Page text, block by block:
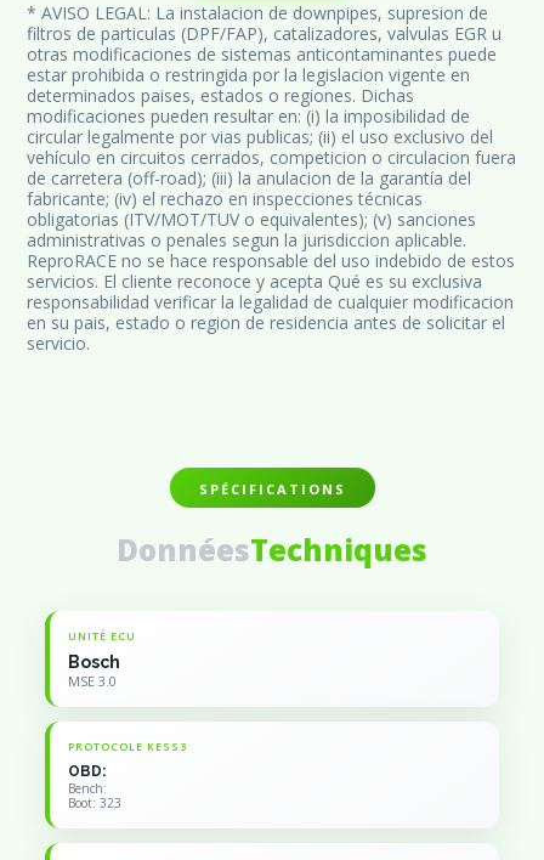
* AVISO LEGAL: La instalacion de downpipes, supresion de
filtros de particulas (DPF/FAP), catalizadores, valvulas EGR u
otras modificaciones de sistemas anticontaminantes puede
estar prohibida o restringida por la legislacion vigente en
determinados paises, estados o regiones. Dichas
modificaciones pueden resultar en: (i) la imposibilidad de
circular legalmente por vias publicas; (ii) el uso exclusivo del
vehículo en circuitos cerrados, competicion o circulacion fuera
de carretera (off-road); (iii) la anulacion de la garantía del
fabricante; (iv) el rechazo en inspecciones técnicas
obligatorias (ITV/MOT/TUV o equivalentes); (v) sanciones
administrativas o penales segun la jurisdiccion aplicable.
ReproRACE no se hace responsable del uso indebido de estos
servicios. El cliente reconoce y acepta Qué es su exclusiva
responsabilidad verificar la legalidad de cualquier modificacion
en su pais, estado o region de residencia antes de solicitar el
servicio.
SPÉCIFICATIONS
DonnéesTechniques
UNITÉ ECU
Bosch
MSE 3.0
PROTOCOLE KESS3
OBD:
Bench:
Boot: 323